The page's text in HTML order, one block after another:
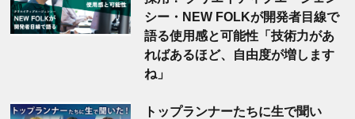
シー・NEW FOLKが開発者目線で
語る使用感と可能性「技術力があ
ればあるほど、自由度が増します
ね」
トップランナーたちに生で聞い